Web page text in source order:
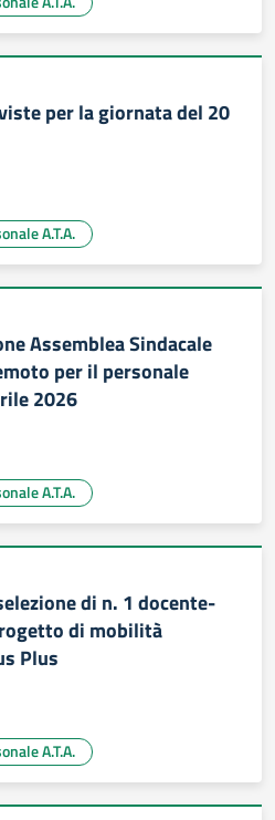
per la giornata del 20
A.T.A.
Assemblea Sindacale
per il personale
2026
A.T.A.
di n. 1 docente-
di mobilità
Plus
A.T.A.